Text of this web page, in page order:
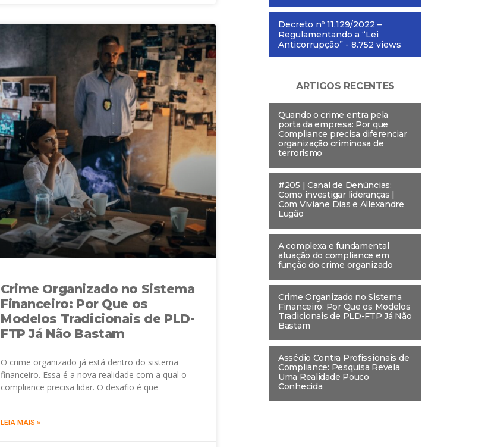
Crime Organizado no Sistema
Financeiro: Por Que os
Modelos Tradicionais de PLD-
FTP Já Não Bastam
O crime organizado já está dentro do sistema
financeiro. Essa é a nova realidade com a qual o
compliance precisa lidar. O desafio é que
LEIA MAIS »
Decreto nº 11.129/2022 –
Regulamentando a “Lei
Anticorrupção” - 8.752 views
ARTIGOS RECENTES
Quando o crime entra pela
porta da empresa: Por que
Compliance precisa diferenciar
organização criminosa de
terrorismo
#205 | Canal de Denúncias:
Como investigar lideranças |
Com Viviane Dias e Allexandre
Lugão
A complexa e fundamental
atuação do compliance em
função do crime organizado
Crime Organizado no Sistema
Financeiro: Por Que os Modelos
Tradicionais de PLD-FTP Já Não
Bastam
Assédio Contra Profissionais de
Compliance: Pesquisa Revela
Uma Realidade Pouco
Conhecida